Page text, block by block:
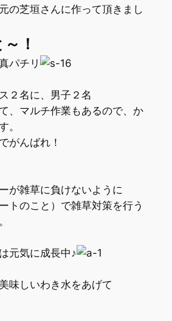
の芝垣さんに作って頂きまし
！
パチリ
２名に、男子２名
、マルチ作業もあるので、か
。
がんばれ！
が雑草に負けないように
トのこと）で雑草対策を行う
元気に成長中♪
味しいわき水をあげて